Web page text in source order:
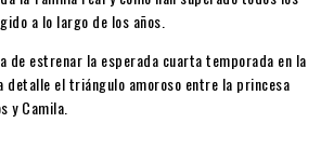
a lo largo de los años.
de estrenar la esperada cuarta temporada en la
detalle el triángulo amoroso entre la princesa
y Camila.